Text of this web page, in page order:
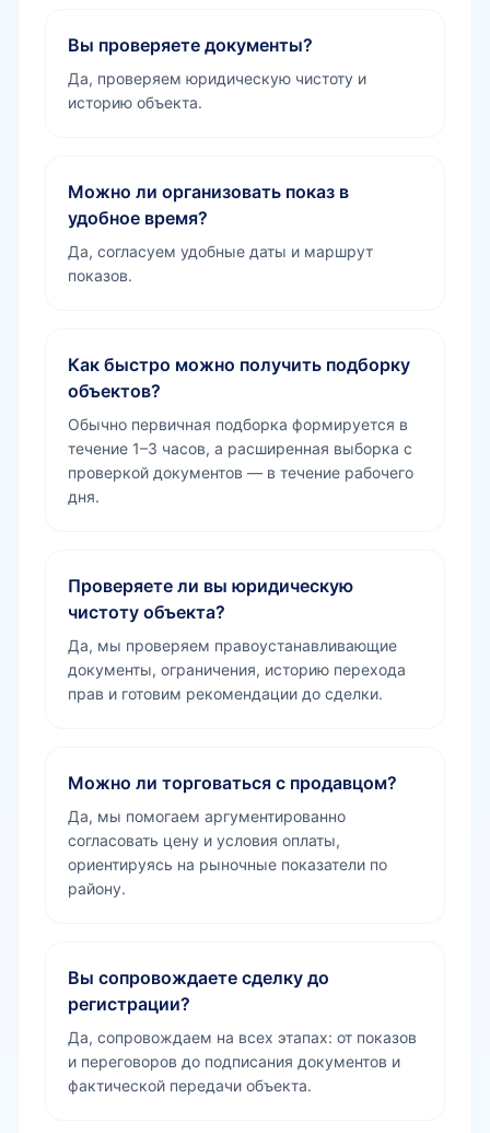
Вы проверяете документы?
Да, проверяем юридическую чистоту и
историю объекта.
Можно ли организовать показ в
удобное время?
Да, согласуем удобные даты и маршрут
показов.
Как быстро можно получить подборку
объектов?
Обычно первичная подборка формируется в
течение 1–3 часов, а расширенная выборка с
проверкой документов — в течение рабочего
дня.
Проверяете ли вы юридическую
чистоту объекта?
Да, мы проверяем правоустанавливающие
документы, ограничения, историю перехода
прав и готовим рекомендации до сделки.
Можно ли торговаться с продавцом?
Да, мы помогаем аргументированно
согласовать цену и условия оплаты,
ориентируясь на рыночные показатели по
району.
Вы сопровождаете сделку до
регистрации?
Да, сопровождаем на всех этапах: от показов
и переговоров до подписания документов и
фактической передачи объекта.